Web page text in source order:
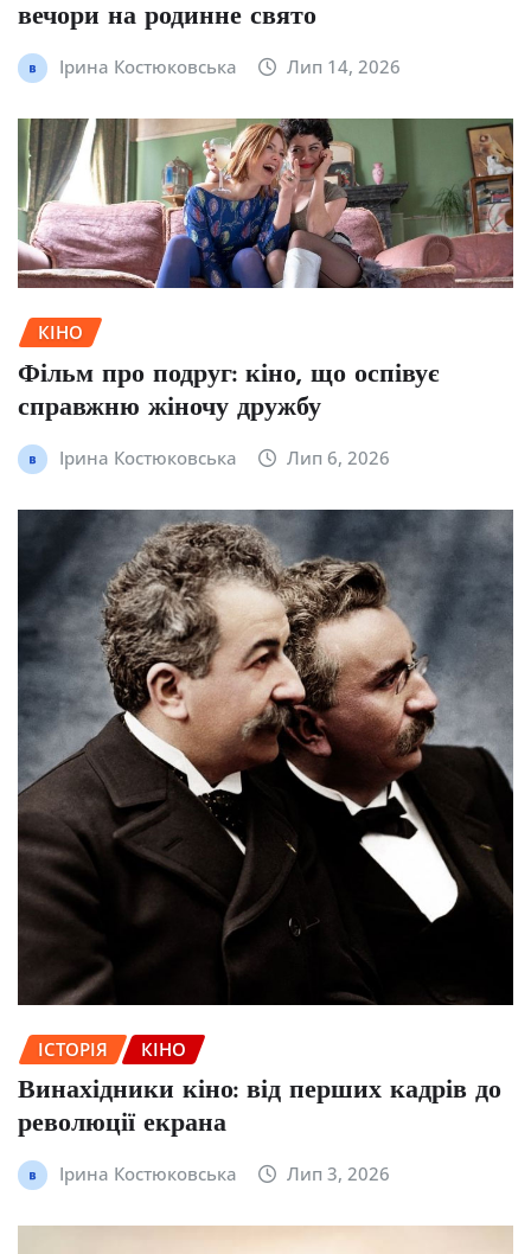
вечори на родинне свято
Ірина Костюковська Лип 14, 2026
КІНО
Фільм про подруг: кіно, що оспівує
справжню жіночу дружбу
Ірина Костюковська Лип 6, 2026
ІСТОРІЯ КІНО
Винахідники кіно: від перших кадрів до
революції екрана
Ірина Костюковська Лип 3, 2026